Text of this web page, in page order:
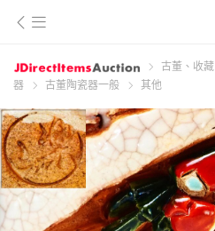
古董、收藏
器
古董陶瓷器一般 其他